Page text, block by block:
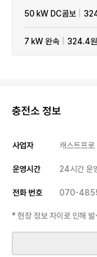
50 kW DC콤보
7 kW 완속 324.4
충전소 정보
사업자 캐스트프로
운영시간 24시간 운
전화 번호 070-
* 현장 정보 차이로 인해